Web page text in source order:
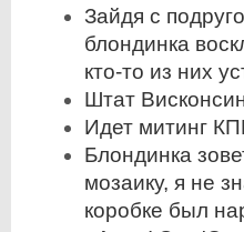
Зайдя с
блондинка
кто-то из них
Штат
Идет митинг
Блондинка
мозаику, я не
коробке был